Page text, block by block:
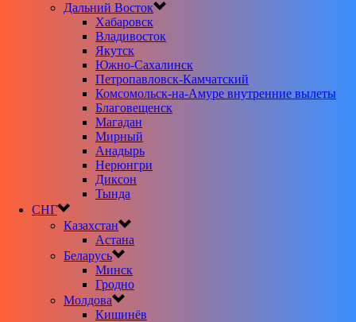
Дальний Восток
Хабаровск
Владивосток
Якутск
Южно-Сахалинск
Петропавловск-Камчатский
Комсомольск-на-Амуре внутренние вылеты
Благовещенск
Магадан
Мирный
Анадырь
Нерюнгри
Диксон
Тында
СНГ
Казахстан
Астана
Беларусь
Минск
Гродно
Молдова
Кишинёв